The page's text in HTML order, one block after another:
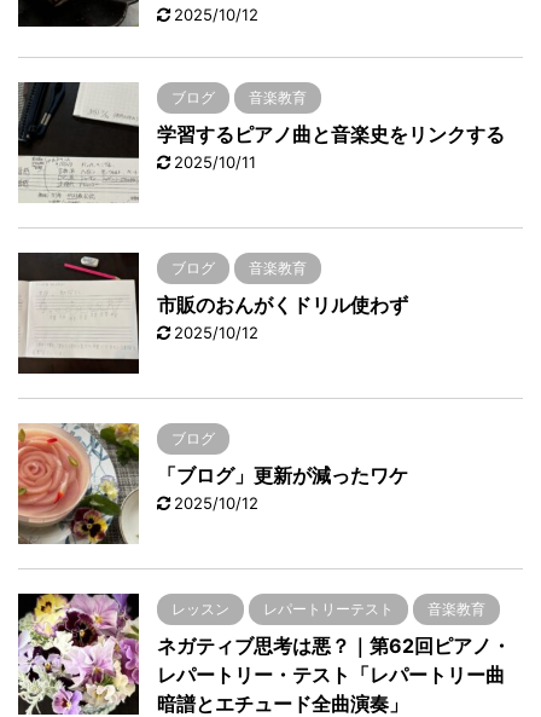
2025/10/12
ブログ 音楽教育
学習するピアノ曲と音楽史をリンクする
2025/10/11
ブログ 音楽教育
市販のおんがくドリル使わず
2025/10/12
ブログ
「ブログ」更新が減ったワケ
2025/10/12
レッスン レパートリーテスト 音楽教育
ネガティブ思考は悪？｜第62回ピアノ・
レパートリー・テスト「レパートリー曲
暗譜とエチュード全曲演奏」